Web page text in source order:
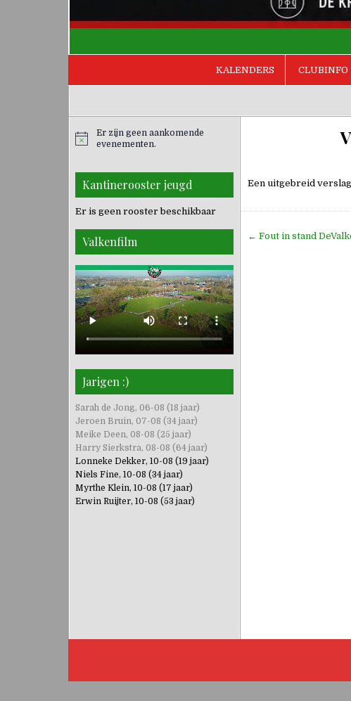
KALENDERS CLUBINFO
Een uitgebreid
Bericht
← Fout in stand
Er zijn geen aankomende
evenementen.
Kantinerooster jeugd
Er is geen rooster beschikbaar
Valkenfilm
Jarigen :)
Sarah de Jong, 06-08 (18 jaar)
Jeroen Bruin, 07-08 (34 jaar)
Meike Deen, 08-08 (25 jaar)
Harry Sierkstra, 08-08 (64 jaar)
Lonneke Dekker, 10-08 (19 jaar)
Niels Fine, 10-08 (34 jaar)
Myrthe Klein, 10-08 (17 jaar)
Erwin Ruijter, 10-08 (53 jaar)